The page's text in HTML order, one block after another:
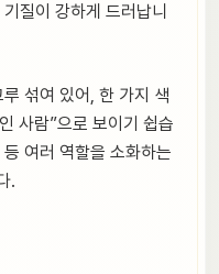
질이 강하게 드러납니
루 섞여 있어, 한 가지 색
사람”으로 보이기 쉽습
등 여러 역할을 소화하는
.